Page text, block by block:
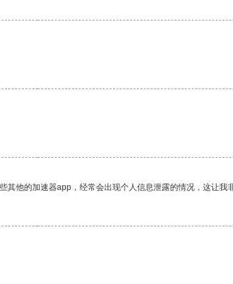
他的加速器app，经常会出现个人信息泄露的情况，这让我